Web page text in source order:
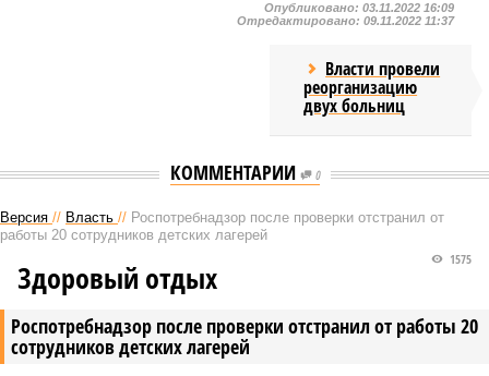
Опубликовано: 03.11.2022 16:09
Отредактировано: 09.11.2022 11:37
Власти провели
реорганизацию
двух больниц
КОММЕНТАРИИ 0
Версия // Власть // Роспотребнадзор после проверки отстранил от
работы 20 сотрудников детских лагерей
Роспотребнадзор после проверки отстранил от работы 20
сотрудников детских лагерей
1575
Здоровый отдых